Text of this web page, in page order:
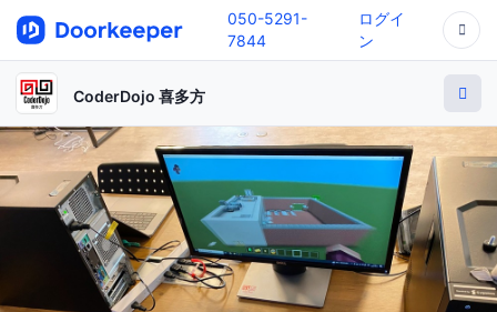
050-5291-
7844
ログイ
ン
CoderDojo 喜多方